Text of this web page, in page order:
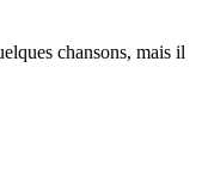
chansons, mais il